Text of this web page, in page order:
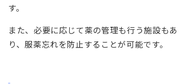
す。
また、必要に応じて薬の管理も行う施設もあ
り、服薬忘れを防止することが可能です。